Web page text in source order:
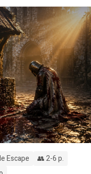
Escape
👥 2-6 p.